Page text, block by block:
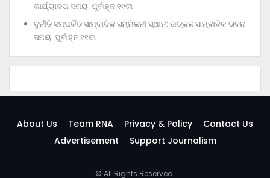
କାର୍ଯ୍ୟାଳୟ ସମୟ: ପୂର୍ବାହ୍ନ ୧୧ଟା
ଦୁର୍ନୀତି ସମ୍ପର୍କିତ ସାମ୍ବାଦିକ ସମ୍ମିଳନୀ ସ୍ଥାନ: ଉତ୍କଳ ସାମ୍ବାଦିକ ଭବନ
ସମୟ: ପୂର୍ବାହ୍ନ ୧୧ଟା
About Us Team RNA Privacy & Policy
Contact Us
Advertisement
Support Journalism
© All Rights Reserved.